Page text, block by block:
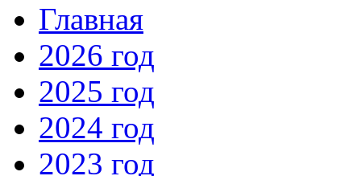
Главная
2026 год
2025 год
2024 год
2023 год